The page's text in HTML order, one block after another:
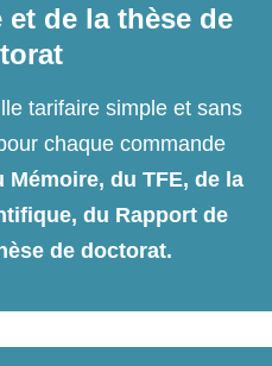
de la thèse de
tarifaire simple et sans
chaque commande
du TFE, de la
du Rapport de
de doctorat.